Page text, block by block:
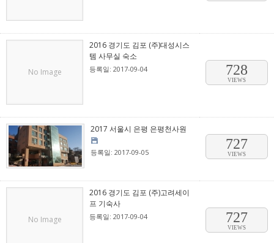
No Image
2016 경기도 김포 (주)대성시스
템 사무실 숙소
등록일: 2017-09-04 728
VIEWS
2017 서울시 은평 은평천사원
등록일: 2017-09-05
727
VIEWS
No Image
2016 경기도 김포 (주)고려세이
프 기숙사
등록일: 2017-09-04 727
VIEWS